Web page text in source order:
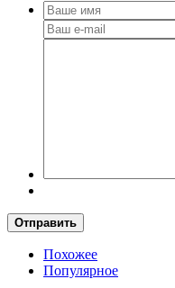
Отправить
Похожее
Популярное